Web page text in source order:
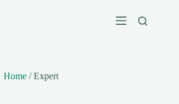
Home/Expert